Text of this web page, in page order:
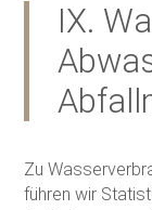
IX.
Zu
führen wir